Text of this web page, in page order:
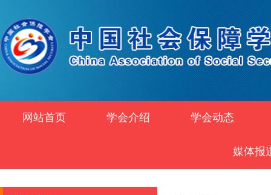
网站首页 学会介绍 学会动态
媒体报